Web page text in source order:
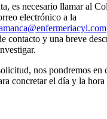
es necesario llamar al
electrónico a la
contacto y una breve
nos pondremos en
concretar el día y la